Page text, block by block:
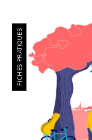
FICHES PRATIQUES